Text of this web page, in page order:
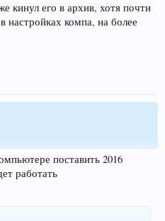
кинул его в архив, хотя почти
настройках компа, на более
поставить 2016
работать